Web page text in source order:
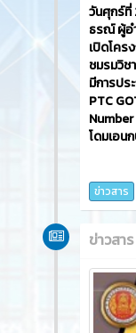
วันศุกร์ที่
ธรณ์ ผู้อ
เปิดโคร
ชมรมวิช
มีการปร
PTC
โดมเอน
ข่าวสาร
ข่าวสาร